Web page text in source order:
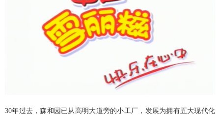
30年过去，森和园已从高明大道旁的小工厂，发展为拥有五大现代化